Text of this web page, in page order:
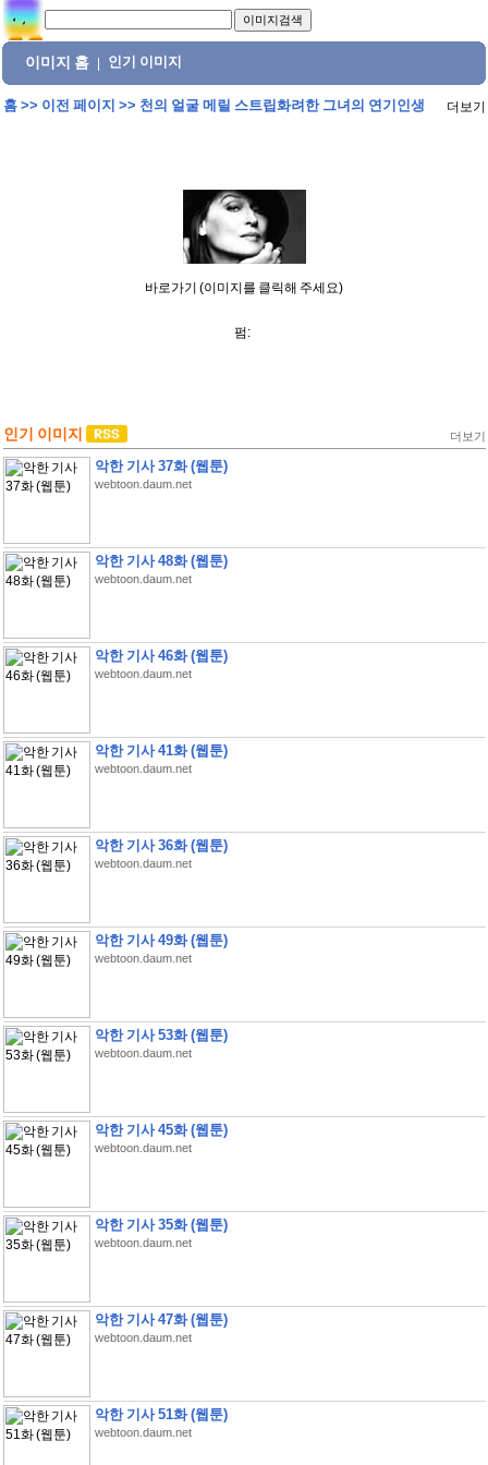
이미지 홈 인기 이미지
홈>> 이전 페이지 >> 천의 얼굴 메릴 스트립화려한 그녀의 연기인생 더보기
바로가기 (이미지를 클릭해 주세요)
펌:
인기 이미지 더보기
악한 기사 37화 (웹툰)
webtoon.daum.net
악한 기사 48화 (웹툰)
webtoon.daum.net
악한 기사 46화 (웹툰)
webtoon.daum.net
악한 기사 41화 (웹툰)
webtoon.daum.net
악한 기사 36화 (웹툰)
webtoon.daum.net
악한 기사 49화 (웹툰)
webtoon.daum.net
악한 기사 53화 (웹툰)
webtoon.daum.net
악한 기사 45화 (웹툰)
webtoon.daum.net
악한 기사 35화 (웹툰)
webtoon.daum.net
악한 기사 47화 (웹툰)
webtoon.daum.net
악한 기사 51화 (웹툰)
webtoon.daum.net